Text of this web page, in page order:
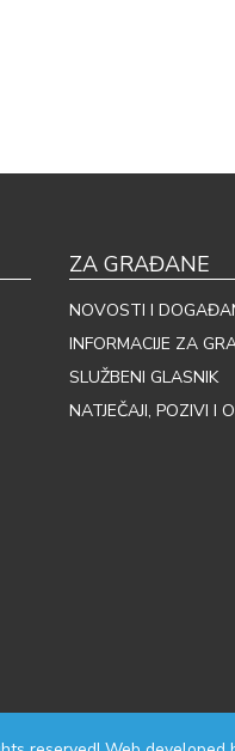
ZA GRAĐANE
NOVOSTI I
INFORMACIJE ZA
SLUŽBENI GLASNIK
NATJEČAJI, POZIVI I